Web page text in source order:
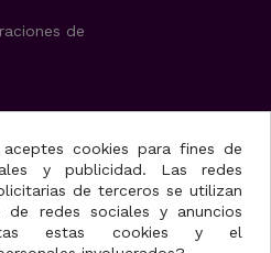
de
cookies para fines de
y publicidad. Las redes
de terceros se utilizan
de redes sociales y anuncios
estas cookies y el